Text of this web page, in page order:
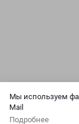
Мы используем
Mail
Подробнее